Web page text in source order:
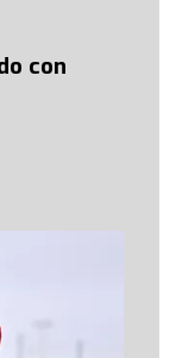
con